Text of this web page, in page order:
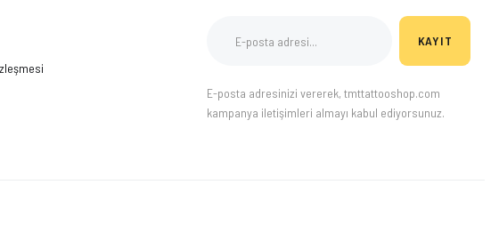
KAYIT
E-posta adresinizi vererek, tmttattooshop.com
kampanya iletişimleri almayı kabul ediyorsunuz.